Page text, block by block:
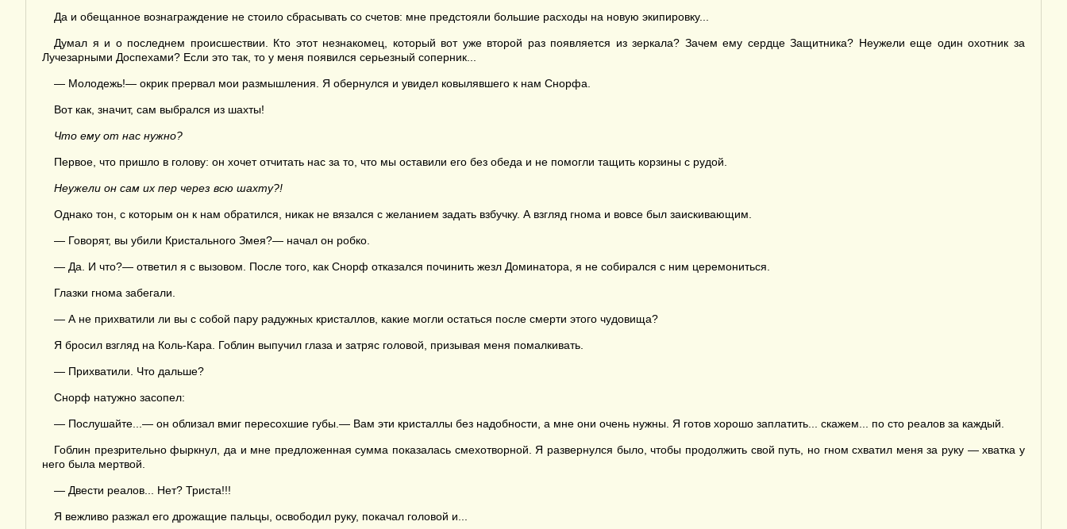
Да и обещанное вознаграждение не стоило сбрасывать со счетов: мне предстояли большие расходы на новую экипировку...
Думал я и о последнем происшествии. Кто этот незнакомец, который вот уже второй раз появляется из зеркала? Зачем ему сердце Защитника? Неужели еще один охотник за
Лучезарными Доспехами? Если это так, то у меня появился серьезный соперник...
— Молодежь!— окрик прервал мои размышления. Я обернулся и увидел ковылявшего к нам Снорфа.
Вот как, значит, сам выбрался из шахты!
Что емуот нас нужно?
Первое, что пришло в голову: он хочет отчитать нас за то, что мы оставили его без обеда и не помогли тащить корзины с рудой.
Неужели он сам их пер через всю шахту?!
Однако тон, с которым он к нам обратился, никак не вязался с желанием задать взбучку. А взгляд гнома и вовсе был заискивающим.
— Говорят, вы убили Кристального Змея?— начал он робко.
— Да. И что?— ответил я с вызовом. После того, как Снорф отказался починить жезл Доминатора, я не собирался с ним церемониться.
Глазки гнома забегали.
— А не прихватили ли вы с собой пару радужных кристаллов, какие могли остаться после смерти этого чудовища?
Я бросил взгляд на Коль-Кара. Гоблин выпучил глаза и затряс головой, призывая меня помалкивать.
— Прихватили. Что дальше?
Снорф натужно засопел:
— Послушайте...— он облизал вмиг пересохшие губы.— Вам эти кристаллы без надобности, а мне они очень нужны. Я готов хорошо заплатить... скажем... по сто реалов за каждый.
Гоблин презрительно фыркнул, да и мне предложенная сумма показалась смехотворной. Я развернулся было, чтобы продолжить свой путь, но гном схватил меня за руку — хватка у
него была мертвой.
— Двести реалов... Нет? Триста!!!
Я вежливо разжал его дрожащие пальцы, освободил руку, покачал головой и...